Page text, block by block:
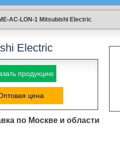
AC-LON-1 Мitsubishi Еlectric
Еlectric
продукцию
цена
по Москве и области